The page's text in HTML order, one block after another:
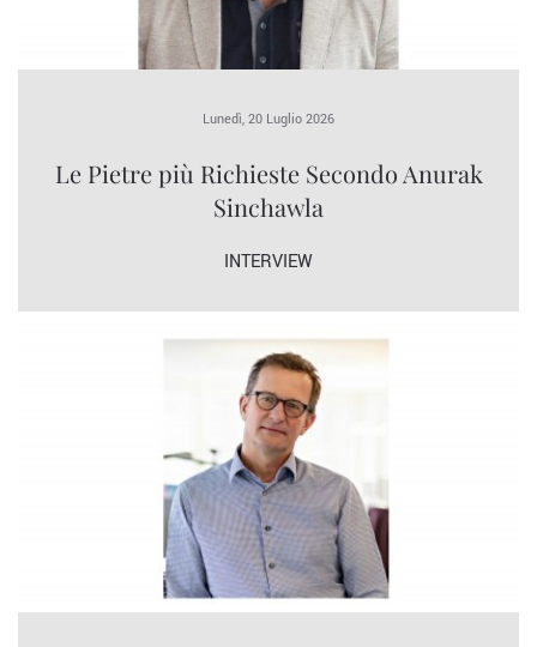
Lunedì, 20 Luglio 2026
Le Pietre più Richieste Secondo Anurak
Sinchawla
INTERVIEW